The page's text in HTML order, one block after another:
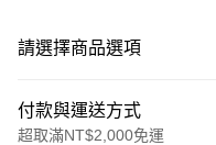
請選擇商品選項
付款與運送方式
超取滿NT$2,000免運